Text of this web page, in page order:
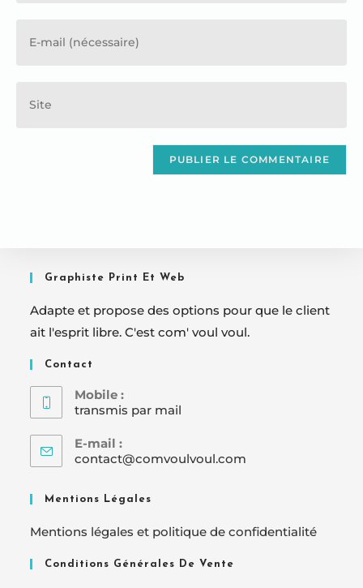
Graphiste Print Et Web
Adapte et propose des options pour que le client
ait l'esprit libre. C'est com' voul voul.
Contact
Mobile :
transmis par mail
E-mail :
contact@comvoulvoul.com
Mentions Légales
Mentions légales et politique de confidentialité
Conditions Générales De Vente